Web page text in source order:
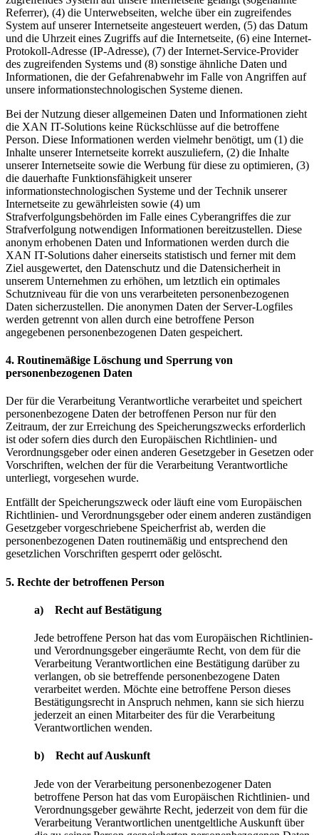
Referrer), (4) die Unterwebseiten, welche über ein zugreifendes
System auf unserer Internetseite angesteuert werden, (5) das Datum
und die Uhrzeit eines Zugriffs auf die Internetseite, (6) eine Internet-
Protokoll-Adresse (IP-Adresse), (7) der Internet-Service-Provider
des zugreifenden Systems und (8) sonstige ähnliche Daten und
Informationen, die der Gefahrenabwehr im Falle von Angriffen auf
unsere informationstechnologischen Systeme dienen.
Bei der Nutzung dieser allgemeinen Daten und Informationen zieht
die XAN IT-Solutions keine Rückschlüsse auf die betroffene
Person. Diese Informationen werden vielmehr benötigt, um (1) die
Inhalte unserer Internetseite korrekt auszuliefern, (2) die Inhalte
unserer Internetseite sowie die Werbung für diese zu optimieren, (3)
die dauerhafte Funktionsfähigkeit unserer
informationstechnologischen Systeme und der Technik unserer
Internetseite zu gewährleisten sowie (4) um
Strafverfolgungsbehörden im Falle eines Cyberangriffes die zur
Strafverfolgung notwendigen Informationen bereitzustellen. Diese
anonym erhobenen Daten und Informationen werden durch die
XAN IT-Solutions daher einerseits statistisch und ferner mit dem
Ziel ausgewertet, den Datenschutz und die Datensicherheit in
unserem Unternehmen zu erhöhen, um letztlich ein optimales
Schutzniveau für die von uns verarbeiteten personenbezogenen
Daten sicherzustellen. Die anonymen Daten der Server-Logfiles
werden getrennt von allen durch eine betroffene Person
angegebenen personenbezogenen Daten gespeichert.
4. Routinemäßige Löschung und Sperrung von
personenbezogenen Daten
Der für die Verarbeitung Verantwortliche verarbeitet und speichert
personenbezogene Daten der betroffenen Person nur für den
Zeitraum, der zur Erreichung des Speicherungszwecks erforderlich
ist oder sofern dies durch den Europäischen Richtlinien- und
Verordnungsgeber oder einen anderen Gesetzgeber in Gesetzen oder
Vorschriften, welchen der für die Verarbeitung Verantwortliche
unterliegt, vorgesehen wurde.
Entfällt der Speicherungszweck oder läuft eine vom Europäischen
Richtlinien- und Verordnungsgeber oder einem anderen zuständigen
Gesetzgeber vorgeschriebene Speicherfrist ab, werden die
personenbezogenen Daten routinemäßig und entsprechend den
gesetzlichen Vorschriften gesperrt oder gelöscht.
5. Rechte der betroffenen Person
a) Recht auf Bestätigung
Jede betroffene Person hat das vom Europäischen Richtlinien-
und Verordnungsgeber eingeräumte Recht, von dem für die
Verarbeitung Verantwortlichen eine Bestätigung darüber zu
verlangen, ob sie betreffende personenbezogene Daten
verarbeitet werden. Möchte eine betroffene Person dieses
Bestätigungsrecht in Anspruch nehmen, kann sie sich hierzu
jederzeit an einen Mitarbeiter des für die Verarbeitung
Verantwortlichen wenden.
b) Recht auf Auskunft
Jede von der Verarbeitung personenbezogener Daten
betroffene Person hat das vom Europäischen Richtlinien- und
Verordnungsgeber gewährte Recht, jederzeit von dem für die
Verarbeitung Verantwortlichen unentgeltliche Auskunft über